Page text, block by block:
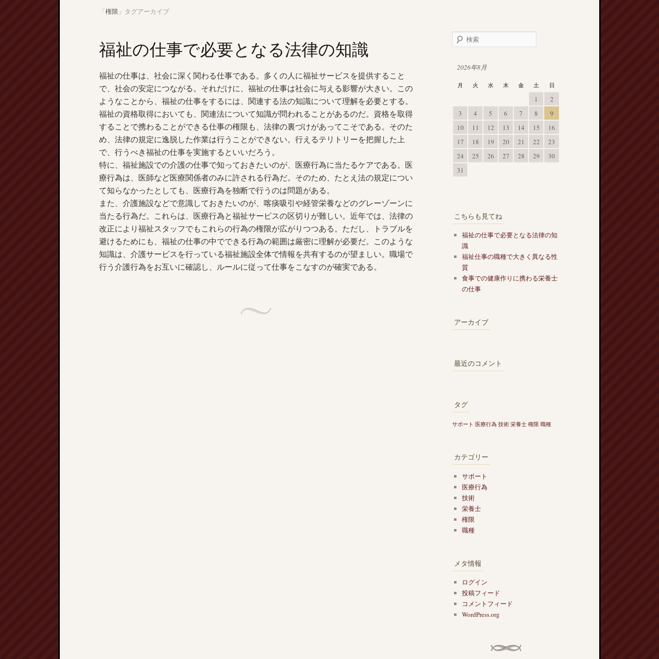
「権限 」タグアーカイブ
福祉の仕事で必要となる法律の知識
福祉の仕事は、社会に深く関わる仕事である。多くの人に福祉サービスを提供すること
で、社会の安定につながる。それだけに、福祉の仕事は社会に与える影響が大きい。この
ようなことから、福祉の仕事をするには、関連する法の知識について理解を必要とする。
福祉の資格取得においても、関連法について知識が問われることがあるのだ。資格を取得
することで携わることができる仕事の権限も、法律の裏づけがあってこそである。そのた
め、法律の規定に逸脱した作業は行うことができない。行えるテリトリーを把握した上
で、行うべき福祉の仕事を実施するといいだろう。
特に、福祉施設での介護の仕事で知っておきたいのが、医療行為に当たるケアである。医
療行為は、医師など医療関係者のみに許される行為だ。そのため、たとえ法の規定につい
て知らなかったとしても、医療行為を独断で行うのは問題がある。
また、介護施設などで意識しておきたいのが、喀痰吸引や経管栄養などのグレーゾーンに
当たる行為だ。これらは、医療行為と福祉サービスの区切りが難しい。近年では、法律の
改正により福祉スタッフでもこれらの行為の権限が広がりつつある。ただし、トラブルを
避けるためにも、福祉の仕事の中でできる行為の範囲は厳密に理解が必要だ。このような
知識は、介護サービスを行っている福祉施設全体で情報を共有するのが望ましい。職場で
行う介護行為をお互いに確認し、ルールに従って仕事をこなすのが確実である。
2026年8月
月 火 水 木 金 土 日
1
2
3
4 5 6 7 8
9
10
11 12 13 14 15
16
17
18 19 20 21 22
23
24
25 26 27 28 29
30
31
こちらも見てね
福祉の仕事で必要となる法律の知
識
福祉仕事の職種で大きく異なる性
質
食事での健康作りに携わる栄養士
の仕事
アーカイブ
最近のコメント
タグ
サポート 医療行為 技術 栄養士 権限 職種
カテゴリー
サポート
医療行為
技術
栄養士
権限
職種
メタ情報
ログイン
投稿フィード
コメントフィード
WordPress.org